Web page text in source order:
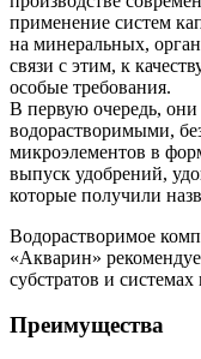
применение систем
на минеральных,
связи с этим, к
особые требования.
В первую очередь,
водорастворимыми,
микроэлементов в
выпуск удобрений,
которые получили
Водорастворимое
«Акварин»
субстратов и системах
Преимущества